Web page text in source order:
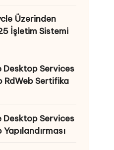
Üzerinden
İşletim Sistemi
Desktop Services
RdWeb Sertifika
Desktop Services